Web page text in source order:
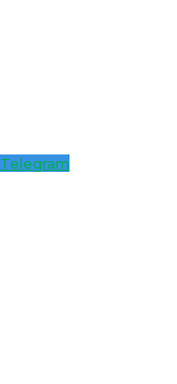
Telegram